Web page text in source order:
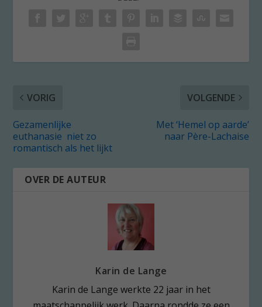
VORIG
Gezamenlijke
euthanasie niet zo
romantisch als het lijkt
VOLGENDE
Met ‘Hemel op aarde’
naar Père-Lachaise
OVER DE AUTEUR
Karin de Lange
Karin de Lange werkte 22 jaar in het